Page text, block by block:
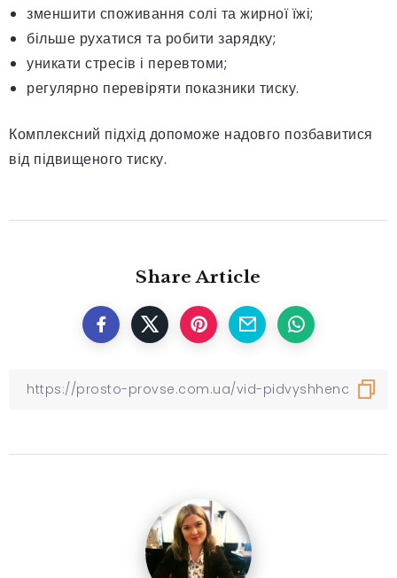
зменшити споживання солі та жирної їжі;
більше рухатися та робити зарядку;
уникати стресів і перевтоми;
регулярно перевіряти показники тиску.
Комплексний підхід допоможе надовго позбавитися
від підвищеного тиску.
Share Article